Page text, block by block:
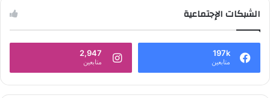
الشبكات الإجتماعية
197k
متابعين
2,947
متابعين